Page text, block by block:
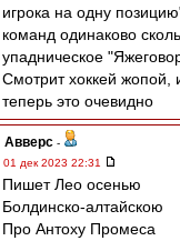
игрока на одну
команд одинаково
упадническое
Смотрит хоккей жопой,
теперь это очевидно
Авверс -
01 дек 2023 22:31
Пишет Лео осенью
Болдинско-алтайскою
Про Антоху Промеса